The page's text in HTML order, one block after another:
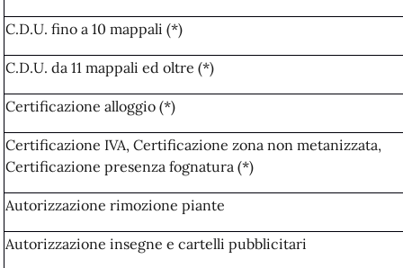
C.D.U. fino a 10 mappali (*)
C.D.U. da 11 mappali ed oltre (*)
Certificazione alloggio (*)
Certificazione IVA, Certificazione zona non metanizzata,
Certificazione presenza fognatura (*)
Autorizzazione rimozione piante
Autorizzazione insegne e cartelli pubblicitari